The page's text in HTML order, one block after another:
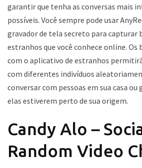
garantir que tenha as conversas mais
possíveis. Você sempre pode usar
gravador de tela secreto para capturar
estranhos que você conhece online.
com o aplicativo de estranhos
com diferentes indivíduos
conversar com pessoas em sua casa
elas estiverem perto de sua origem.
Candy Alo –
Random Video